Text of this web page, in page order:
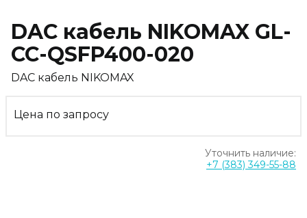
DAC кабель NIKOMAX GL-
CC-QSFP400-020
DAC кабель NIKOMAX
Цена по запросу
Уточнить наличие:
+7 (383) 349-55-88